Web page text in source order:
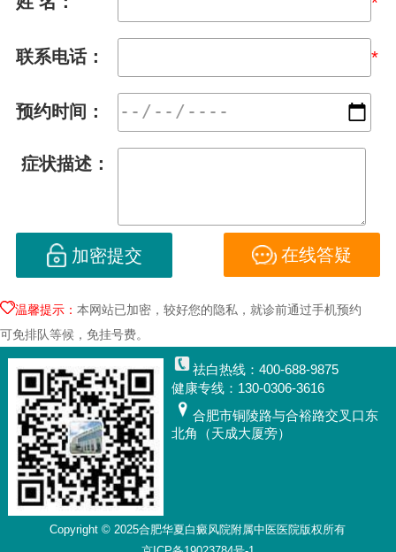
联系电话： *
预约时间：
症状描述：
加密提交 在线答疑
温馨提示： 本网站已加密，较好您的隐私，就诊前通过手机预约
可免排队等候，免挂号费。
祛白热线：400-688-9875
健康专线：130-0306-3616
合肥市铜陵路与合裕路交叉口东
北角（天成大厦旁）
Copyright © 2025合肥华夏白癜风院附属中医医院版权所有